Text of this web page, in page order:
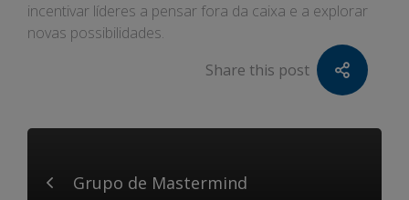
incentivar líderes a pensar fora da caixa e a explorar
novas possibilidades.
Share this post
Grupo de Mastermind